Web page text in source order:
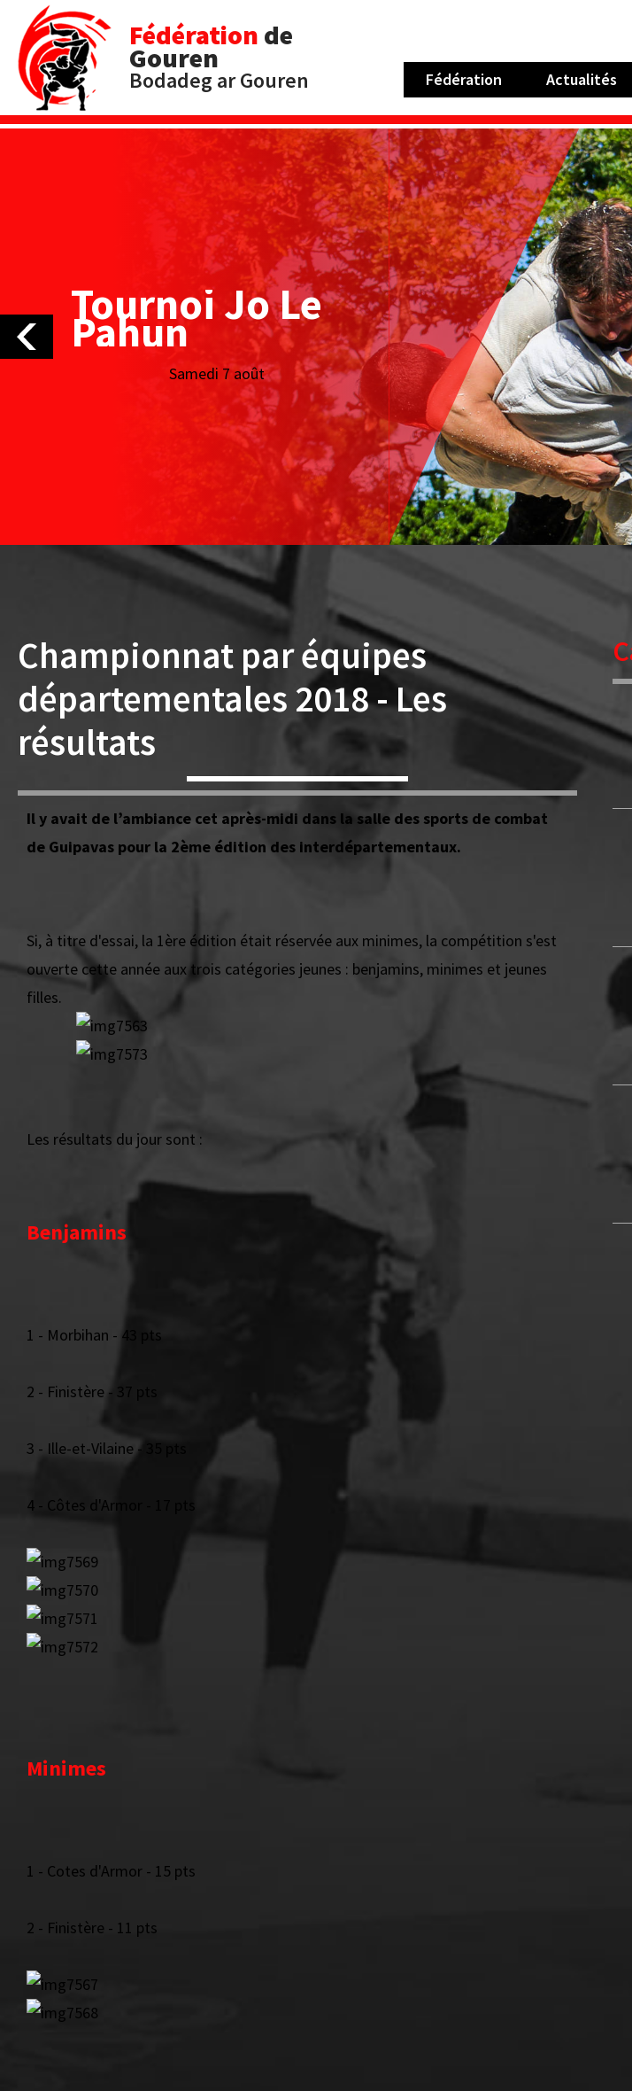
Fédération de
Gouren
Bodadeg ar Gouren Fédération Actualités
Tournoi Jo Le
Pahun
Samedi 7 août
Championnat par équipes
départementales 2018 - Les
résultats
Il y avait de l’ambiance cet après-midi dans la salle des sports de combat
de Guipavas pour la 2ème édition des interdépartementaux.
Si, à titre d'essai, la 1ère édition était réservée aux minimes, la compétition s'est
ouverte cette année aux trois catégories jeunes : benjamins, minimes et jeunes
filles.
Les résultats du jour sont :
Benjamins
1 - Morbihan - 43 pts
2 - Finistère - 37 pts
3 - Ille-et-Vilaine - 35 pts
4 - Côtes d'Armor - 17 pts
Minimes
1 - Cotes d'Armor - 15 pts
2 - Finistère - 11 pts